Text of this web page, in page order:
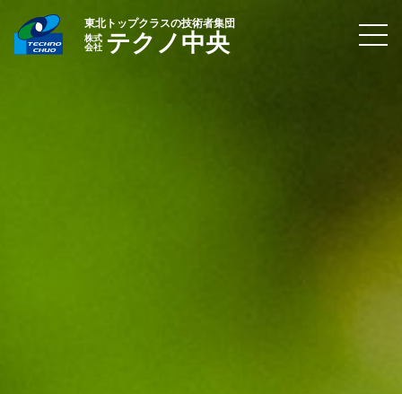
東北トップクラスの技術者集団
株式
会社 テクノ中央